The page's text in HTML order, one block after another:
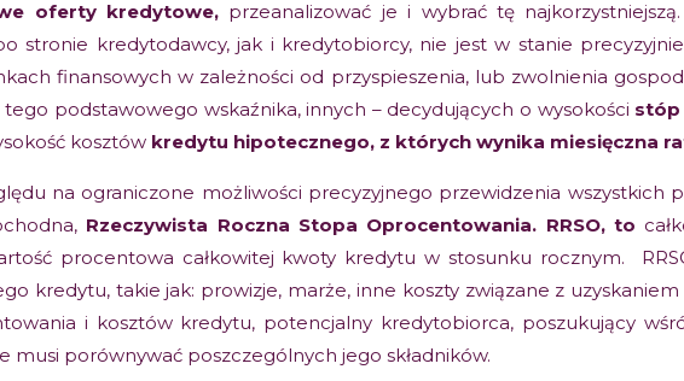
oferty kredytowe, przeanalizować je i wybrać tę
stronie kredytodawcy, jak i kredytobiorcy, nie jest w stanie
finansowych w zależności od przyspieszenia, lub zwolnienia
podstawowego wskaźnika, innych – decydujących o wysokości stóp
kosztów kredytu hipotecznego, z których wynika miesięczna
na ograniczone możliwości precyzyjnego przewidzenia wszystkich
Rzeczywista Roczna Stopa Oprocentowania. RRSO, to
procentowa całkowitej kwoty kredytu w stosunku rocznym.
kredytu, takie jak: prowizje, marże, inne koszty związane z
i kosztów kredytu, potencjalny kredytobiorca, poszukujący
musi porównywać poszczególnych jego składników.